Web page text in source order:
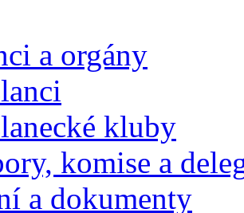
a orgány
kluby
komise a
a dokumenty